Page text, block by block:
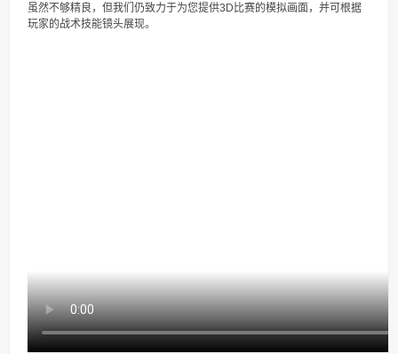
虽然不够精良，但我们仍致力于为您提供3D比赛的模拟画面，并可根据
玩家的战术技能镜头展现。